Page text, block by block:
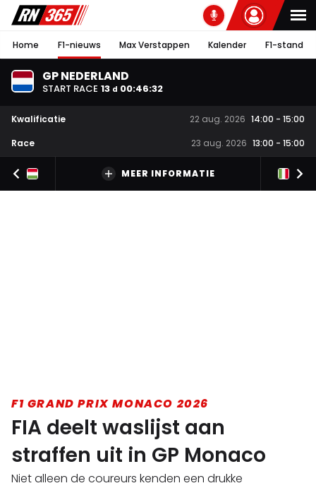
Home F1-nieuws Max Verstappen Kalender F1-stand
GP NEDERLAND
START RACE 13 d 00:46:32
Kwalificatie 22 aug. 2026 14:00 - 15:00
Race
23 aug. 2026 13:00 - 15:00
MEER INFORMATIE
F1 GRAND PRIX MONACO 2026
FIA deelt waslijst aan
straffen uit in GP Monaco
Niet alleen de coureurs kenden een drukke